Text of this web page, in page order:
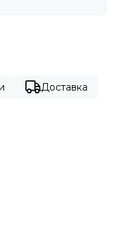
Доставка